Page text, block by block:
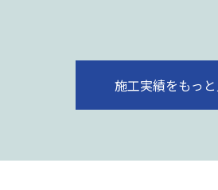
施工実績をもっ